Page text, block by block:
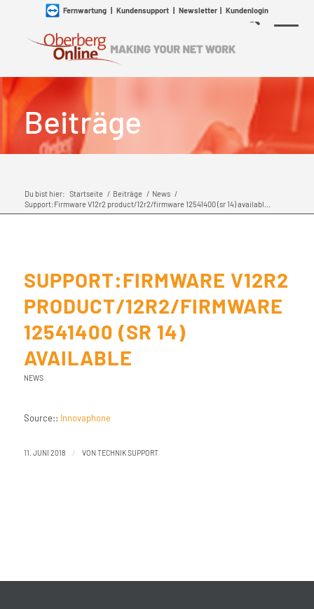
Fernwartung| Kundensupport| Newsletter| Kundenlogin
Beiträge
Du bist hier: Startseite / Beiträge / News /
Support:Firmware V12r2 product/12r2/firmware 12541400 (sr 14) availabl...
SUPPORT:FIRMWARE V12R2
PRODUCT/12R2/FIRMWARE
12541400 (SR 14)
AVAILABLE
NEWS
Source:: Innovaphone
11. JUNI 2018 / VON TECHNIK SUPPORT